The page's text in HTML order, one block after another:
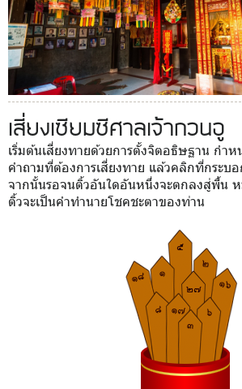
เสี่ยงเซียมซีศาลเจ้ากวนอู
เริ่มต้นเสี่ยงทายด้วยการตั้งจิตอธิษฐาน กำ
คำถามที่ต้องการเสี่ยงทาย แล้วคลิกที่กระบอ
จากนั้นรอจนติ้วอันใดอันหนึ่งจะตกลงสู่พื้น
ติ้วจะเป็นคำทำนายโชคชะตาของท่าน